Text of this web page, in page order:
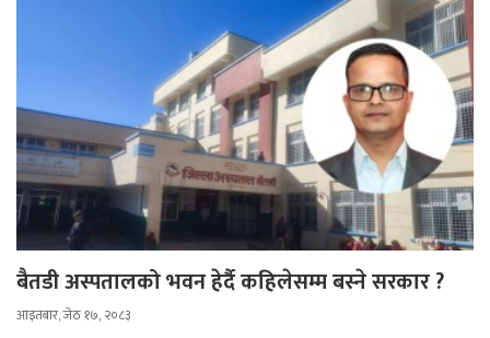
बैतडी अस्पतालको भवन हेर्दै कहिलेसम्म बस्ने सरकार ?
आइतबार, जेठ १७, २०८३